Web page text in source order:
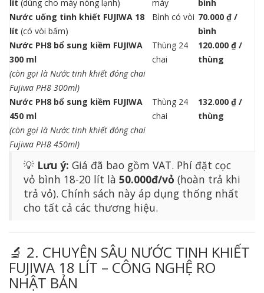
lít (dùng cho máy nóng lạnh)
máy
bình
Nước uống tinh khiết FUJIWA 18
lít (có vòi bấm)
Bình có vòi 70.000 ₫ /
bình
Nước PH8 bổ sung kiềm FUJIWA
300 ml
(còn gọi là Nước tinh khiết đóng chai
Fujiwa PH8 300ml)
Thùng 24
chai
120.000 ₫ /
thùng
Nước PH8 bổ sung kiềm FUJIWA
450 ml
(còn gọi là Nước tinh khiết đóng chai
Fujiwa PH8 450ml)
Thùng 24
chai
132.000 ₫ /
thùng
💡 Lưu ý: Giá đã bao gồm VAT. Phí đặt cọc
vỏ bình 18-20 lít là 50.000đ/vỏ (hoàn trả khi
trả vỏ). Chính sách này áp dụng thống nhất
cho tất cả các thương hiệu.
🔬 2. CHUYÊN SÂU NƯỚC TINH KHIẾT
FUJIWA 18 LÍT – CÔNG NGHỆ RO
NHẬT BẢN